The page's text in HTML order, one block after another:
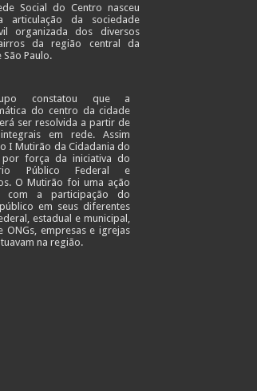
Social do Centro nasceu
articulação da sociedade
organizada dos diversos
da região central da
Paulo.
constatou que a
do centro da cidade
ser resolvida a partir de
em rede. Assim
I Mutirão da Cidadania do
por força da iniciativa do
Público Federal e
O Mutirão foi uma ação
com a participação do
em seus diferentes
estadual e municipal,
ONGs, empresas e igrejas
na região.